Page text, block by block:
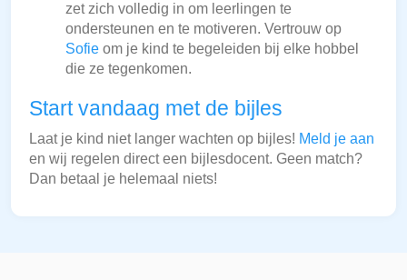
zet zich volledig in om leerlingen te
ondersteunen en te motiveren. Vertrouw op
Sofie om je kind te begeleiden bij elke hobbel
die ze tegenkomen.
Start vandaag met de bijles
Laat je kind niet langer wachten op bijles! Meld je aan
en wij regelen direct een bijlesdocent. Geen match?
Dan betaal je helemaal niets!